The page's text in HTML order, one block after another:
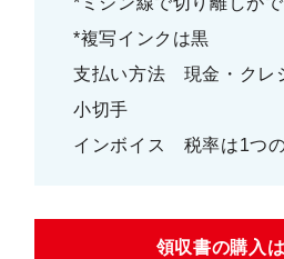
*複写インクは黒
支払い方法 現金・クレ
小切手
インボイス 税率は1つ
領収書の購入